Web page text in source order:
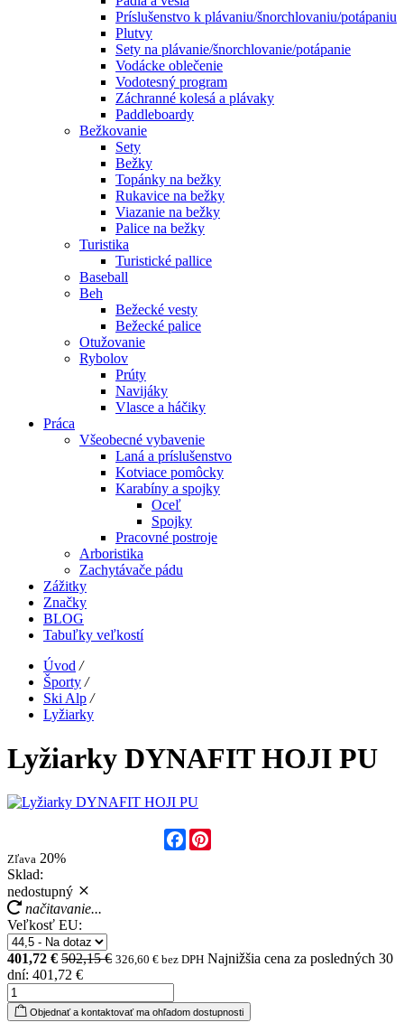
Príslušenstvo k plávaniu/šnorchlovaniu/potápaniu
Plutvy
Sety na plávanie/šnorchlovanie/potápanie
Vodácke oblečenie
Vodotesný program
Záchranné kolesá a plávaky
Paddleboardy
Bežkovanie
Sety
Bežky
Topánky na bežky
Rukavice na bežky
Viazanie na bežky
Palice na bežky
Turistika
Turistické pallice
Baseball
Beh
Bežecké vesty
Bežecké palice
Otužovanie
Rybolov
Prúty
Navijáky
Vlasce a háčiky
Práca
Všeobecné vybavenie
Laná a príslušenstvo
Kotviace pomôcky
Karabíny a spojky
Oceľ
Spojky
Pracovné postroje
Arboristika
Zachytávače pádu
Zážitky
Značky
BLOG
Tabuľky veľkostí
Úvod /
Športy /
Ski Alp /
Lyžiarky
Lyžiarky DYNAFIT HOJI PU
Facebook
Zľava 20%
Sklad:
nedostupný
načitavanie...
Veľkosť EU:
401,72 € 502,15 € 326,60 € bez DPH Najnižšia cena za posledných 30
dní: 401,72 €
Objednať a kontaktovať ma ohľadom dostupnosti